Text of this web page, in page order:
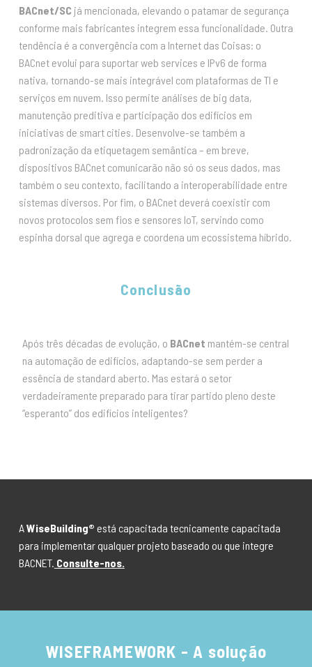
BACnet/SC já mencionada, elevando o patamar de segurança
conforme mais fabricantes integrem essa funcionalidade. Outra
tendência é a convergência com a Internet das Coisas: o
BACnet evolui para suportar web services e IPv6 de forma
nativa, tornando-se mais integrável com plataformas de TI e
serviços em nuvem. Isso permite análises de big data,
manutenção preditiva e participação dos edifícios em
iniciativas de smart cities. Desenvolve-se também a
padronização da etiquetagem semântica – em breve,
dispositivos BACnet comunicarão não só os seus dados, mas
também o seu contexto, facilitando a interoperabilidade entre
sistemas diversos. Por fim, o BACnet deverá coexistir com
novos protocolos sem fios e sensores IoT, servindo como
espinha dorsal que agrega e coordena um ecossistema híbrido.
Conclusão
Após três décadas de evolução, o BACnet mantém-se central
na automação de edifícios, adaptando-se sem perder a
essência de standard aberto. Mas estará o setor
verdadeiramente preparado para tirar partido pleno deste
“esperanto” dos edifícios inteligentes?
A WiseBuilding® está capacitada tecnicamente capacitada
para implementar qualquer projeto baseado ou que integre
BACNET. Consulte-nos.
WISEFRAMEWORK - A solução